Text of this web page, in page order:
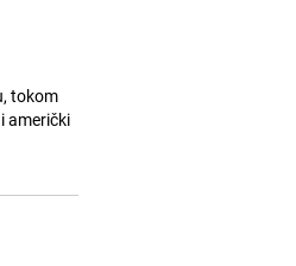
tokom
američki